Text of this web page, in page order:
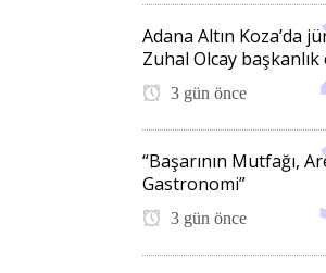
Adana Altın Koza’da
Zuhal Olcay başkanlık
3 gün önce
“Başarının Mutfağı,
Gastronomi”
3 gün önce